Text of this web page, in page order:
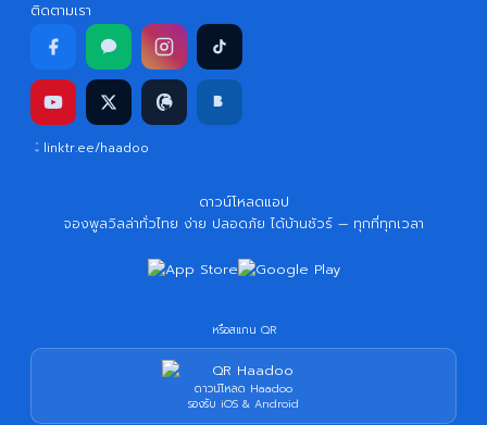
ติดตามเรา
linktr.ee/haadoo
ดาวน์โหลดแอป
จองพูลวิลล่าทั่วไทย ง่าย ปลอดภัย ได้บ้านชัวร์ — ทุกที่ทุกเวลา
หรือสแกน QR
ดาวน์โหลด Haadoo
รองรับ iOS & Android